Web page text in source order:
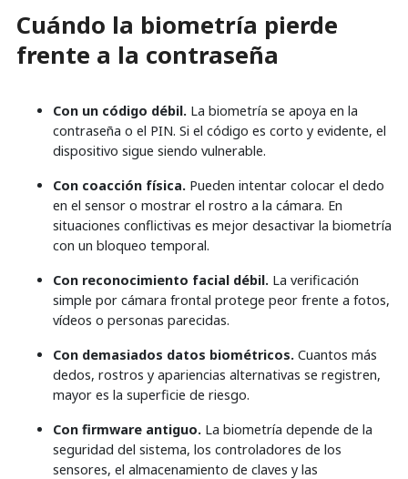
Cuándo la biometría pierde
frente a la contraseña
Con un código débil. La biometría se apoya en la
contraseña o el PIN. Si el código es corto y evidente, el
dispositivo sigue siendo vulnerable.
Con coacción física. Pueden intentar colocar el dedo
en el sensor o mostrar el rostro a la cámara. En
situaciones conflictivas es mejor desactivar la biometría
con un bloqueo temporal.
Con reconocimiento facial débil. La verificación
simple por cámara frontal protege peor frente a fotos,
vídeos o personas parecidas.
Con demasiados datos biométricos. Cuantos más
dedos, rostros y apariencias alternativas se registren,
mayor es la superficie de riesgo.
Con firmware antiguo. La biometría depende de la
seguridad del sistema, los controladores de los
sensores, el almacenamiento de claves y las